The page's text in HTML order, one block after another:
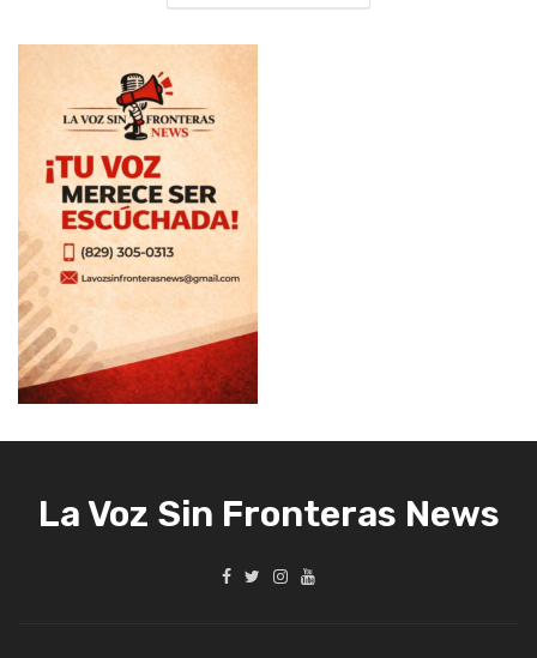
La Voz Sin Fronteras News